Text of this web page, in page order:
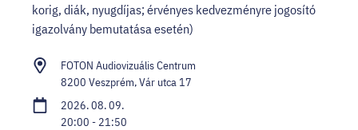
korig, diák, nyugdíjas; érvényes kedvezményre jogosító
igazolvány bemutatása esetén)
FOTON Audiovizuális Centrum
8200 Veszprém, Vár utca 17
2026. 08. 09.
20:00 - 21:50